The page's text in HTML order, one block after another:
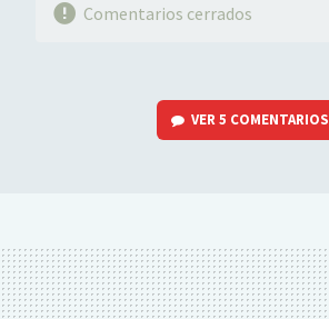
Comentarios cerrados
VER5 COMENTARIOS